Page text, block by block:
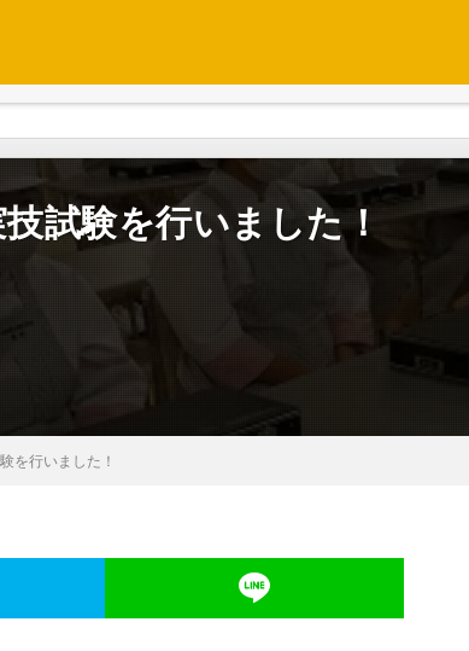
試験を行いました！
を行いました！